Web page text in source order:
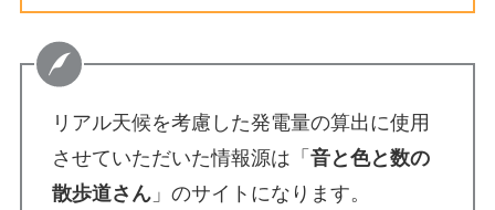
リアル天候を考慮した発電量の算出に使用
させていただいた情報源は「 音と色と数の
散歩道さん」のサイトになります。